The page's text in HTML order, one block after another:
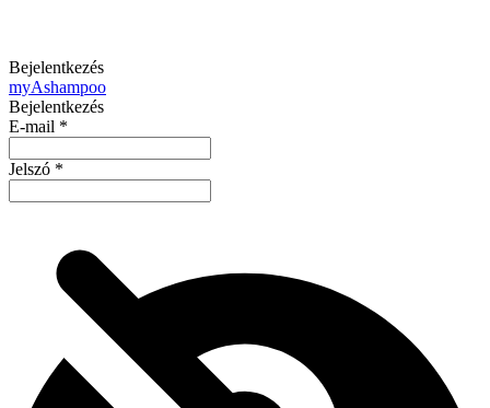
Bejelentkezés
myAshampoo
Bejelentkezés
E-mail *
Jelszó *